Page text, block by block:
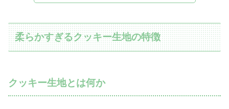
柔らかすぎるクッキー生地の特徴
クッキー生地とは何か